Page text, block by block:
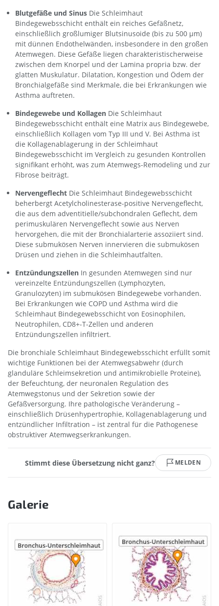
Blutgefäße und Sinus Die Schleimhaut
Bindegewebsschicht enthält ein reiches Gefäßnetz,
einschließlich großlumiger Blutsinusoide (bis zu 500 µm)
mit dünnen Endothelwänden, insbesondere in den großen
Atemwegen. Diese Gefäße liegen charakteristischerweise
zwischen dem Knorpel und der Lamina propria bzw. der
glatten Muskulatur. Dilatation, Kongestion und Ödem der
Bronchialgefäße sind Merkmale, die bei Erkrankungen wie
Asthma auftreten.
Bindegewebe und Kollagen Die Schleimhaut
Bindegewebsschicht enthält eine Matrix aus Bindegewebe,
einschließlich Kollagen vom Typ III und V. Bei Asthma ist
die Kollagenablagerung in der Schleimhaut
Bindegewebsschicht im Vergleich zu gesunden Kontrollen
signifikant erhöht, was zum Atemwegs-Remodeling und zur
Fibrose beiträgt.
Nervengeflecht Die Schleimhaut Bindegewebsschicht
beherbergt Acetylcholinesterase-positive Nervengeflecht,
die aus dem adventitielle/subchondralen Geflecht, dem
perimuskulären Nervengeflecht sowie aus Nerven
hervorgehen, die mit der Bronchialarterie assoziiert sind.
Diese submukösen Nerven innervieren die submukösen
Drüsen und ziehen in die Schleimhautfalten.
Entzündungszellen In gesunden Atemwegen sind nur
vereinzelte Entzündungszellen (Lymphozyten,
Granulozyten) im submukösen Bindegewebe vorhanden.
Bei Erkrankungen wie COPD und Asthma wird die
Schleimhaut Bindegewebsschicht von Eosinophilen,
Neutrophilen, CD8+-T-Zellen und anderen
Entzündungszellen infiltriert.
Die bronchiale Schleimhaut Bindegewebsschicht erfüllt somit
wichtige Funktionen bei der Atemwegsabwehr (durch
glanduläre Schleimsekretion und antimikrobielle Proteine),
der Befeuchtung, der neuronalen Regulation des
Atemwegstonus und der Sekretion sowie der
Gefäßversorgung. Ihre pathologische Veränderung –
einschließlich Drüsenhypertrophie, Kollagenablagerung und
entzündlicher Infiltration – ist zentral für die Pathogenese
obstruktiver Atemwegserkrankungen.
Stimmt diese Übersetzung nicht ganz? MELDEN
Galerie